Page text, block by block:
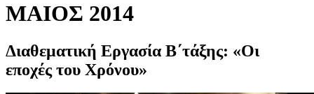
ΜΑΙΟΣ 2014
Διαθεματική Εργασία Β΄τάξης: «Οι
εποχές του Χρόνου»